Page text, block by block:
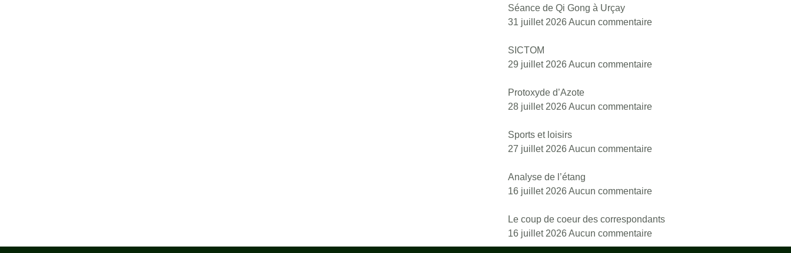
Séance de Qi Gong à Urçay
31 juillet 2026Aucun commentaire
SICTOM
29 juillet 2026Aucun commentaire
Protoxyde d’Azote
28 juillet 2026Aucun commentaire
Sports et loisirs
27 juillet 2026Aucun commentaire
Analyse de l’étang
16 juillet 2026Aucun commentaire
Le coup de coeur des correspondants
16 juillet 2026Aucun commentaire